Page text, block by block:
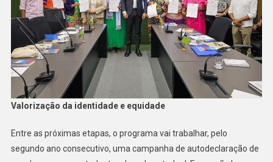
Valorização da identidade e equidade
Entre as próximas etapas, o programa vai trabalhar, pelo
segundo ano consecutivo, uma campanha de autodeclaração de